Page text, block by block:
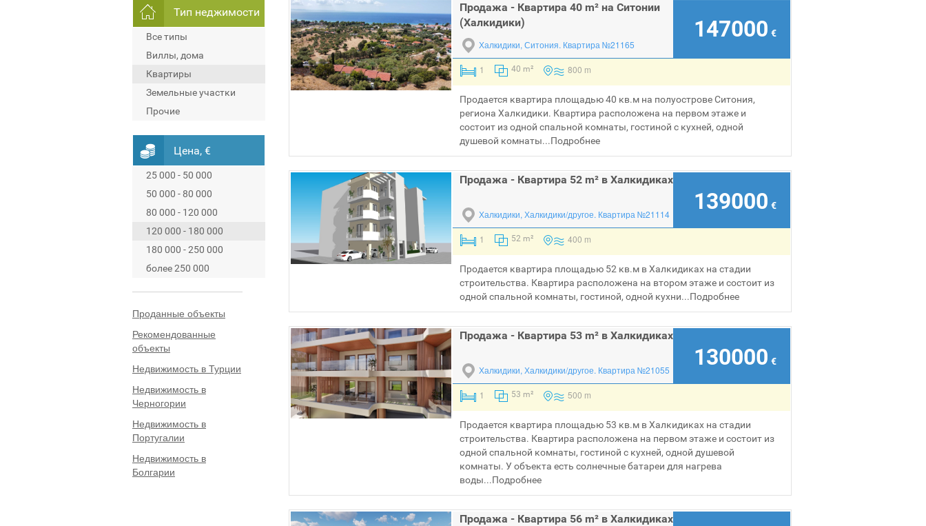
Тип неджимости
Все типы
Виллы, дома
Квартиры
Земельные участки
Прочие
Цена, €
25 000 - 50 000
50 000 - 80 000
80 000 - 120 000
120 000 - 180 000
180 000 - 250 000
более 250 000
Проданные объекты
Рекомендованные
объекты
Недвижимость в Турции
Недвижимость в
Черногории
Недвижимость в
Португалии
Недвижимость в
Болгарии
Продажа - Квартира 40 m² на Ситонии
(Халкидики)
147000 €
Халкидики, Ситония. Квартира №21165
1 40 m² 800 m
Продается квартира площадью 40 кв.м на полуострове Ситония,
региона Халкидики. Квартира расположена на первом этаже и
состоит из одной спальной комнаты, гостиной с кухней, одной
душевой комнаты...Подробнее
Продажа - Квартира 52 m² в Халкидиках
139000 €
Халкидики, Халкидики/другое. Квартира №21114
1 52 m² 400 m
Продается квартира площадью 52 кв.м в Халкидиках на стадии
строительства. Квартира расположена на втором этаже и состоит из
одной спальной комнаты, гостиной, одной кухни...Подробнее
Продажа - Квартира 53 m² в Халкидиках
130000 €
Халкидики, Халкидики/другое. Квартира №21055
1 53 m² 500 m
Продается квартира площадью 53 кв.м в Халкидиках на стадии
строительства. Квартира расположена на первом этаже и состоит из
одной спальной комнаты, гостиной с кухней, одной душевой
комнаты. У объекта есть солнечные батареи для нагрева
воды...Подробнее
Продажа - Квартира 56 m² в Халкидиках